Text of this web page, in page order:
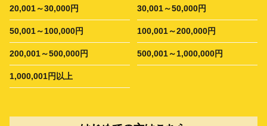
20,001～30,000円 30,001～50,000円
50,001～100,000円 100,001～200,000円
200,001～500,000円 500,001～1,000,000円
1,000,001円以上